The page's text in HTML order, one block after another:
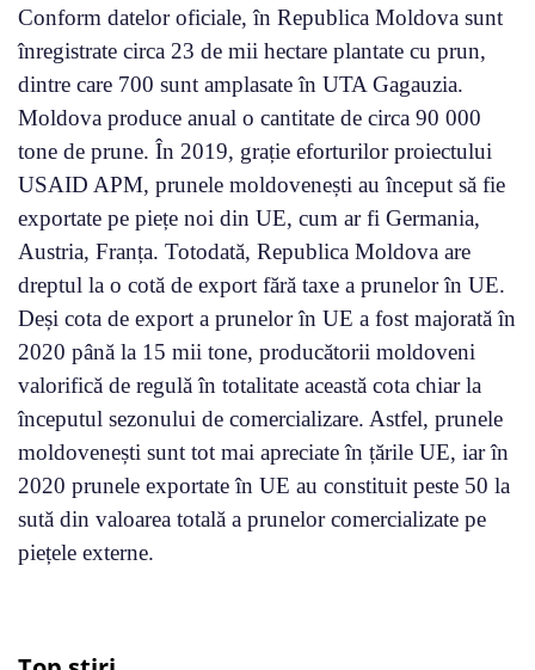
Conform datelor oficiale, în Republica Moldova sunt
înregistrate circa 23 de mii hectare plantate cu prun,
dintre care 700 sunt amplasate în UTA Gagauzia.
Moldova produce anual o cantitate de circa 90 000
tone de prune. În 2019, grație eforturilor proiectului
USAID APM, prunele moldovenești au început să fie
exportate pe piețe noi din UE, cum ar fi Germania,
Austria, Franța. Totodată, Republica Moldova are
dreptul la o cotă de export fără taxe a prunelor în UE.
Deși cota de export a prunelor în UE a fost majorată în
2020 până la 15 mii tone, producătorii moldoveni
valorifică de regulă în totalitate această cota chiar la
începutul sezonului de comercializare. Astfel, prunele
moldovenești sunt tot mai apreciate în țările UE, iar în
2020 prunele exportate în UE au constituit peste 50 la
sută din valoarea totală a prunelor comercializate pe
piețele externe.